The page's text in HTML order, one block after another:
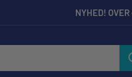
NYHED!
Tilbehør til Entusiaster og